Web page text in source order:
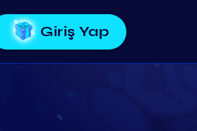
Giriş Yap